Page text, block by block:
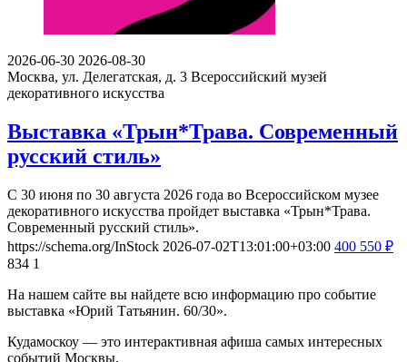
2026-06-30 2026-08-30
Москва, ул. Делегатская, д. 3 Всероссийский музей
декоративного искусства
Выставка «Трын*Трава. Современный
русский стиль»
С 30 июня по 30 августа 2026 года во Всероссийском музее
декоративного искусства пройдет выставка «Трын*Трава.
Современный русский стиль».
https://schema.org/InStock 2026-07-02T13:01:00+03:00 400 550 ₽
834 1
На нашем сайте вы найдете всю информацию про событие
выставка «Юрий Татьянин. 60/30».
Кудамоскоу — это интерактивная афиша самых интересных
событий Москвы.